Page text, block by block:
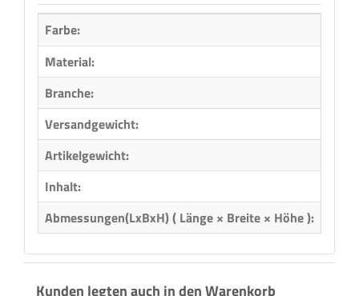
Farbe:
Material:
Branche:
Versandgewicht:
Artikelgewicht:
Inhalt:
Abmessungen(LxBxH) ( Länge × Breite × Höhe ):
Kunden legten auch in den Warenkorb